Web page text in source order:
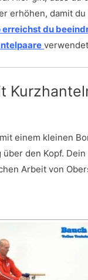
erhöhen, damit
erreichst du
einem kleinen
den Kopf.
Arbeit von